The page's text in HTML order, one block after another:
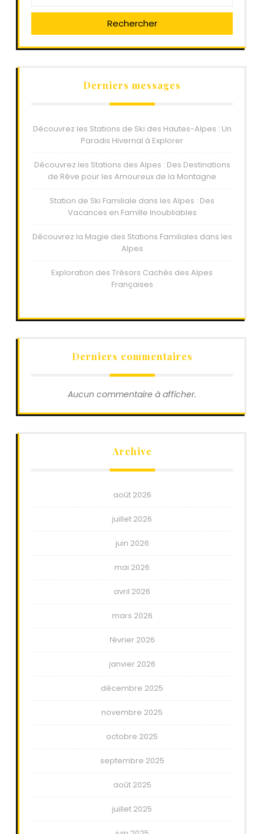
Rechercher
Derniers messages
Découvrez les Stations de Ski des Hautes-Alpes : Un
Paradis Hivernal à Explorer
Découvrez les Stations des Alpes : Des Destinations
de Rêve pour les Amoureux de la Montagne
Station de Ski Familiale dans les Alpes : Des
Vacances en Famille Inoubliables
Découvrez la Magie des Stations Familiales dans les
Alpes
Exploration des Trésors Cachés des Alpes
Françaises
Derniers commentaires
Aucun commentaire à afficher.
Archive
août 2026
juillet 2026
juin 2026
mai 2026
avril 2026
mars 2026
février 2026
janvier 2026
décembre 2025
novembre 2025
octobre 2025
septembre 2025
août 2025
juillet 2025